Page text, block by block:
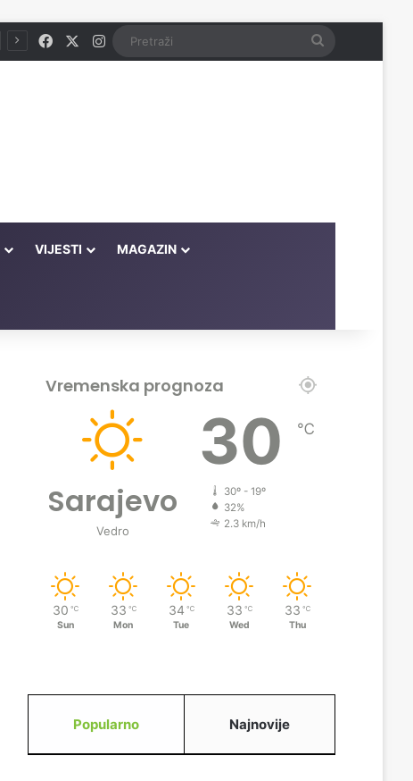
FacebookInstagram Pretraži
VIJESTI MAGAZIN
Vremenska prognoza
Sarajevo
Vedro
30 ℃
30º - 19º
32%
2.3 km/h
30 ℃
Sun
33 ℃
Mon
34 ℃
Tue
33 ℃
Wed
33 ℃
Thu
Popularno Najnovije